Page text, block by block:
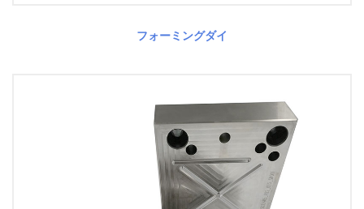
フォーミングダイ